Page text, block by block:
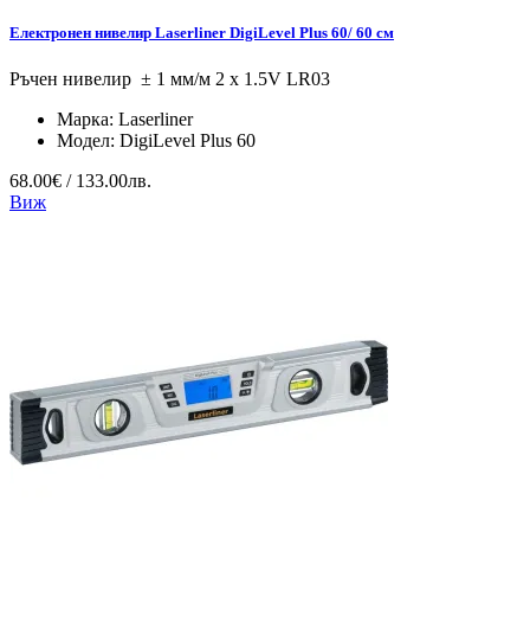
Електронен нивелир Laserliner DigiLevel Plus 60/ 60 см
Ръчен нивелир ± 1 мм/м 2 x 1.5V LR03
Марка: Laserliner
Модел: DigiLevel Plus 60
68.00€ / 133.00лв.
Виж